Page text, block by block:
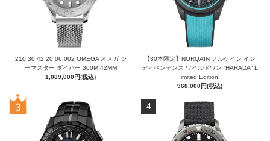
210.30.42.20.06.002 OMEGA オメガ シ
ーマスター ダイバー 300M 42MM
1,089,000円(税込)
【30本限定】NORQAIN ノルケイン イン
ディペンデンス ワイルドワン “HARADA” L
imited Edition
968,000円(税込)
4